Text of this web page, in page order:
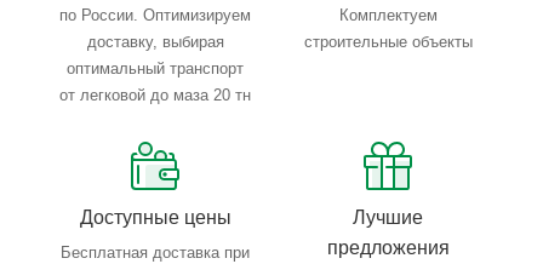
по России. Оптимизируем
доставку, выбирая
оптимальный транспорт
от легковой до маза 20 тн
Комплектуем
строительные объекты
Доступные цены
Бесплатная доставка при
Лучшие
предложения